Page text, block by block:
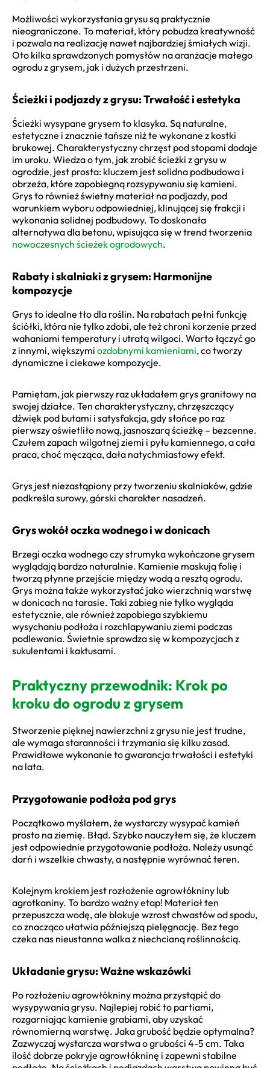
Możliwości wykorzystania grysu są praktycznie
nieograniczone. To materiał, który pobudza kreatywność
i pozwala na realizację nawet najbardziej śmiałych wizji.
Oto kilka sprawdzonych pomysłów na aranżacje małego
ogrodu z grysem, jak i dużych przestrzeni.
Ścieżki i podjazdy z grysu: Trwałość i estetyka
Ścieżki wysypane grysem to klasyka. Są naturalne,
estetyczne i znacznie tańsze niż te wykonane z kostki
brukowej. Charakterystyczny chrzęst pod stopami dodaje
im uroku. Wiedza o tym, jak zrobić ścieżki z grysu w
ogrodzie, jest prosta: kluczem jest solidna podbudowa i
obrzeża, które zapobiegną rozsypywaniu się kamieni.
Grys to również świetny materiał na podjazdy, pod
warunkiem wyboru odpowiedniej, klinującej się frakcji i
wykonania solidnej podbudowy. To doskonała
alternatywa dla betonu, wpisująca się w trend tworzenia
nowoczesnych ścieżek ogrodowych.
Rabaty i skalniaki z grysem: Harmonijne
kompozycje
Grys to idealne tło dla roślin. Na rabatach pełni funkcję
ściółki, która nie tylko zdobi, ale też chroni korzenie przed
wahaniami temperatury i utratą wilgoci. Warto łączyć go
z innymi, większymi ozdobnymi kamieniami, co tworzy
dynamiczne i ciekawe kompozycje.
Pamiętam, jak pierwszy raz układałem grys granitowy na
swojej działce. Ten charakterystyczny, chrzęszczący
dźwięk pod butami i satysfakcja, gdy słońce po raz
pierwszy oświetliło nową, jasnoszarą ścieżkę – bezcenne.
Czułem zapach wilgotnej ziemi i pyłu kamiennego, a cała
praca, choć męcząca, dała natychmiastowy efekt.
Grys jest niezastąpiony przy tworzeniu skalniaków, gdzie
podkreśla surowy, górski charakter nasadzeń.
Grys wokół oczka wodnego i w donicach
Brzegi oczka wodnego czy strumyka wykończone grysem
wyglądają bardzo naturalnie. Kamienie maskują folię i
tworzą płynne przejście między wodą a resztą ogrodu.
Grys można także wykorzystać jako wierzchnią warstwę
w donicach na tarasie. Taki zabieg nie tylko wygląda
estetycznie, ale również zapobiega szybkiemu
wysychaniu podłoża i rozchlapywaniu ziemi podczas
podlewania. Świetnie sprawdza się w kompozycjach z
sukulentami i kaktusami.
Praktyczny przewodnik: Krok po
kroku do ogrodu z grysem
Stworzenie pięknej nawierzchni z grysu nie jest trudne,
ale wymaga staranności i trzymania się kilku zasad.
Prawidłowe wykonanie to gwarancja trwałości i estetyki
na lata.
Przygotowanie podłoża pod grys
Początkowo myślałem, że wystarczy wysypać kamień
prosto na ziemię. Błąd. Szybko nauczyłem się, że kluczem
jest odpowiednie przygotowanie podłoża. Należy usunąć
darń i wszelkie chwasty, a następnie wyrównać teren.
Kolejnym krokiem jest rozłożenie agrowłókniny lub
agrotkaniny. To bardzo ważny etap! Materiał ten
przepuszcza wodę, ale blokuje wzrost chwastów od spodu,
co znacząco ułatwia późniejszą pielęgnację. Bez tego
czeka nas nieustanna walka z niechcianą roślinnością.
Układanie grysu: Ważne wskazówki
Po rozłożeniu agrowłókniny można przystąpić do
wysypywania grysu. Najlepiej robić to partiami,
rozgarniając kamienie grabiami, aby uzyskać
równomierną warstwę. Jaka grubość będzie optymalna?
Zazwyczaj wystarcza warstwa o grubości 4-5 cm. Taka
ilość dobrze pokryje agrowłókninę i zapewni stabilne